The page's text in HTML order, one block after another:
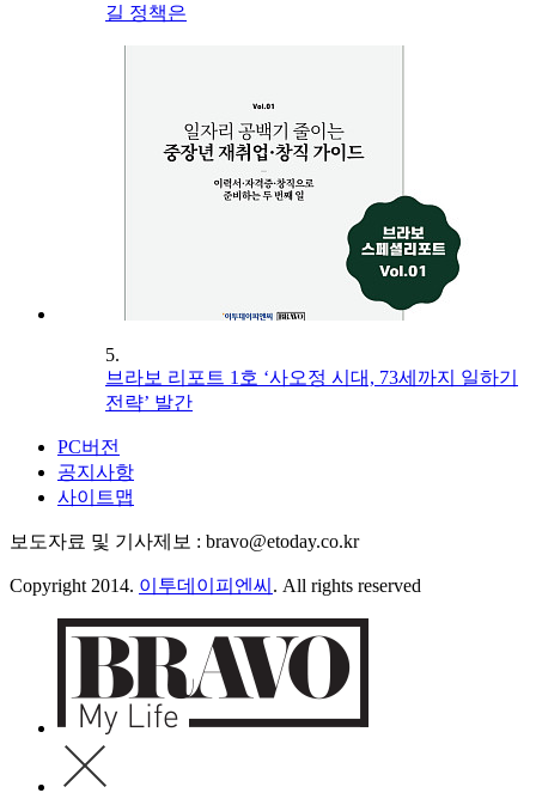
길 정책은
5.
브라보 리포트 1호 ‘사오정 시대, 73세까지 일하기
전략’ 발간
PC버전
공지사항
사이트맵
보도자료 및 기사제보 : bravo@etoday.co.kr
Copyright 2014. 이투데이피엔씨 . All rights reserved